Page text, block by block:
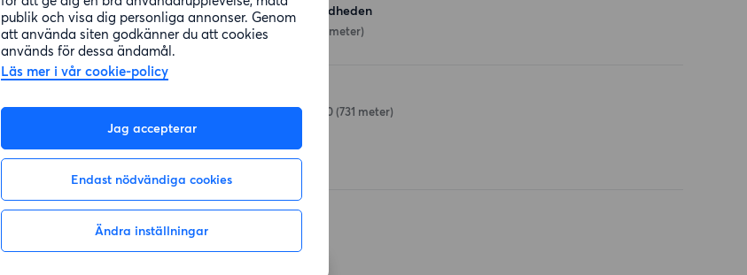
publik och visa dig personliga annonser. Genom
att använda siten godkänner du att cookies
används för dessa ändamål.
Läs mer i vår cookie-policy
Jag accepterar
Endast nödvändiga cookies
Ändra inställningar
Hemköp Göteborg Guldheden
Doktor Fries Torg 4 (395 meter)
Viktor Rydbergsgatan 60 (731 meter)